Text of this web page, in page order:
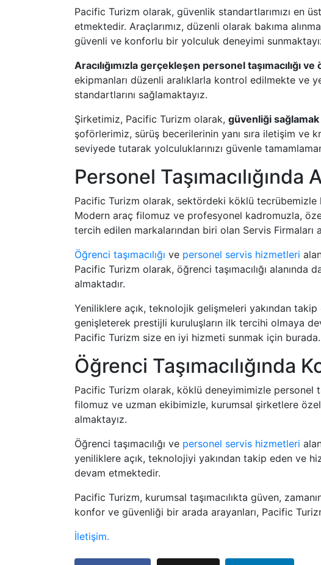
Pacific Turizm olarak, güvenlik standartlarımızı en
etmektedir. Araçlarımız, düzenli olarak bakıma
güvenli ve konforlu bir yolculuk deneyimi
Aracılığımızla gerçekleşen personel
ekipmanları düzenli aralıklarla kontrol edilmekte ve
standartlarını sağlamaktayız.
Şirketimiz, Pacific Turizm olarak, güvenliği
şoförlerimiz, sürüş becerilerinin yanı sıra iletişim ve
seviyede tutarak yolculuklarınızı güvenle
Personel
Pacific Turizm olarak, sektördeki köklü tecrübemizle
Modern araç filomuz ve profesyonel kadromuzla,
tercih edilen markalarından biri olan Servis Firmaları
Öğrenci taşımacılığı ve personel servis hizmetleri
Pacific Turizm olarak, öğrenci taşımacılığı alanında
almaktadır.
Yeniliklere açık, teknolojik gelişmeleri yakından
genişleterek prestijli kuruluşların ilk tercihi olmaya
Pacific Turizm size en iyi hizmeti sunmak için burada.
Öğrenci Taşımacılığında
Pacific Turizm olarak, köklü deneyimimizle personel
filomuz ve uzman ekibimizle, kurumsal şirketlere
almaktayız.
Öğrenci taşımacılığı ve personel servis hizmetleri
yeniliklere açık, teknolojiyi yakından takip eden ve
devam etmektedir.
Pacific Turizm, kurumsal taşımacılıkta güven,
konfor ve güvenliği bir arada arayanları, Pacific
İletişim.